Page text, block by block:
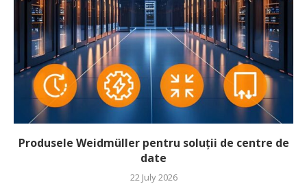
Produsele Weidmüller pentru soluții de centre de
date
22 July 2026